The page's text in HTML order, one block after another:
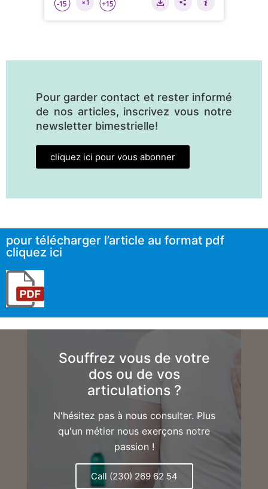
Pour garder contact et rester informé
de nos articles, inscrivez vous notre
newsletter bimestrielle!
cliquez ici pour vous abonner
pour télécharger l’article au format pdf
cliquez ici
Souffrez vous de votre
dos ou de vos
articulations ?
N'hésitez pas à nous consulter. Plus
qu'un métier nous exerçons notre
passion !
Call (230) 269 62 54